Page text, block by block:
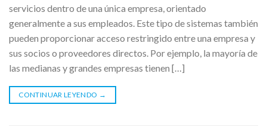
servicios dentro de una única empresa, orientado
generalmente a sus empleados. Este tipo de sistemas también
pueden proporcionar acceso restringido entre una empresa y
sus socios o proveedores directos. Por ejemplo, la mayoría de
las medianas y grandes empresas tienen […]
CONTINUAR LEYENDO →